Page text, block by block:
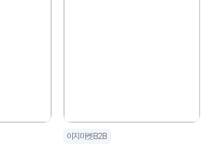
이지마켓B2B